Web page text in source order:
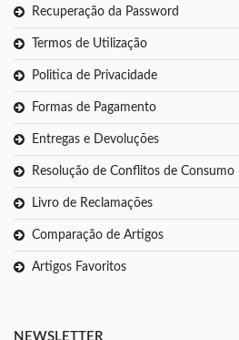
Recuperação da Password
Termos de Utilização
Politica de Privacidade
Formas de Pagamento
Entregas e Devoluções
Resolução de Conflitos de Consumo
Livro de Reclamações
Comparação de Artigos
Artigos Favoritos
NEWSLETTER